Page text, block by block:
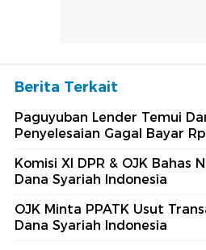
Berita Terkait
Paguyuban Lender Temui
Penyelesaian Gagal Bayar
Komisi XI DPR & OJK Bahas
Dana Syariah Indonesia
OJK Minta PPATK Usut
Dana Syariah Indonesia